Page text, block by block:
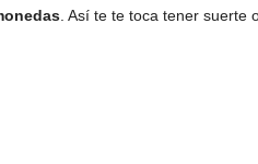
. Así te te toca tener